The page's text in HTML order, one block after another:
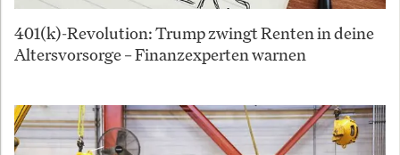
401(k)-Revolution: Trump zwingt Renten in deine
Altersvorsorge – Finanzexperten warnen